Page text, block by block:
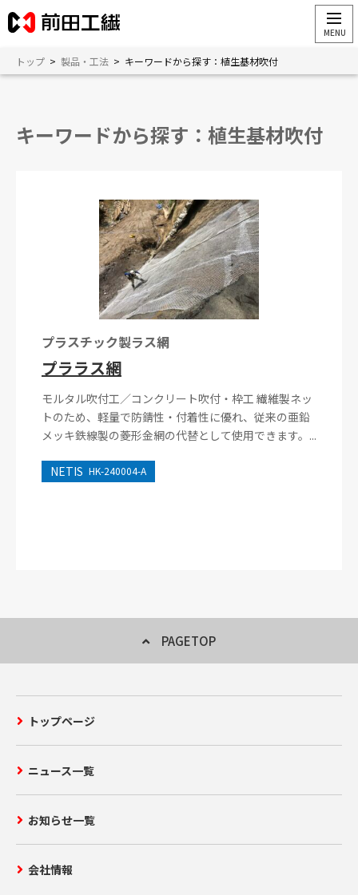
トップ > 製品・工法 > キーワードから探す：植生基材吹付
キーワードから探す：植生基材吹付
プラスチック製ラス網
プララス網
モルタル吹付工／コンクリート吹付・枠工 繊維製ネッ
トのため、軽量で防錆性・付着性に優れ、従来の亜鉛
メッキ鉄線製の菱形金網の代替として使用できます。...
NETIS HK-240004-A
PAGETOP
トップページ
ニュース一覧
お知らせ一覧
会社情報